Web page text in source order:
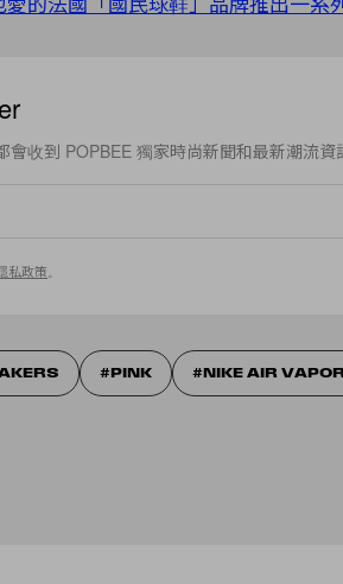
收到 POPBEE 獨家時尚新聞和最新潮流資
私政策
PINK NIKE AIR